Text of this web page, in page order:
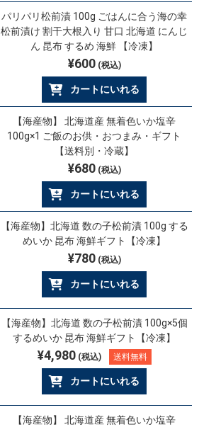
パリパリ松前漬 100g ごはんに合う海の幸
松前漬け 割干大根入り 甘口 北海道 にんじ
ん 昆布 するめ 海鮮 【冷凍】
¥600(税込)
カートにいれる
【海産物】 北海道産 無着色いか塩辛
100g×1 ご飯のお供・おつまみ・ギフト
【送料別・冷蔵】
¥680(税込)
カートにいれる
【海産物】北海道 数の子松前漬 100g する
めいか 昆布 海鮮ギフト【冷凍】
¥780(税込)
カートにいれる
【海産物】北海道 数の子松前漬 100g×5個
するめいか 昆布 海鮮ギフト【冷凍】
¥4,980(税込) 送料無料
カートにいれる
【海産物】 北海道産 無着色いか塩辛